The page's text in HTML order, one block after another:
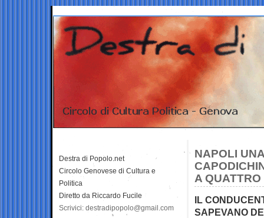
NAPOLI
A
IL
SAPEVANO
Destra di Popolo.net
Circolo Genovese di Cultura e
Politica
Diretto da Riccardo Fucile
Scrivici: destradipopolo@gmail.com